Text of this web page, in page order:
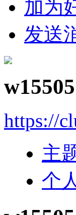
加为
发送
https://
主
个